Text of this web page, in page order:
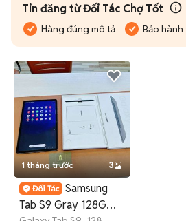
Tin đăng từ Đối Tác Chợ Tốt
Hàng đúng mô tả Bảo
1 tháng trước 3
Samsung
Tab S9 Gray 128G